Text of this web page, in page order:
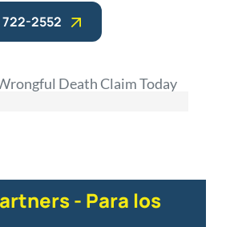
722-2552
- Para los